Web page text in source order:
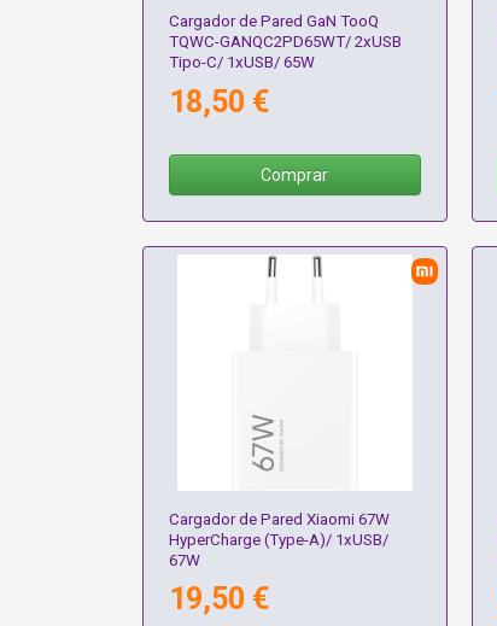
Cargador de Pared GaN TooQ
TQWC-GANQC2PD65WT/ 2xUSB
Tipo-C/ 1xUSB/ 65W
18,50 €
Comprar
Cargador de Pared Xiaomi 67W
HyperCharge (Type-A)/ 1xUSB/
67W
19,50 €